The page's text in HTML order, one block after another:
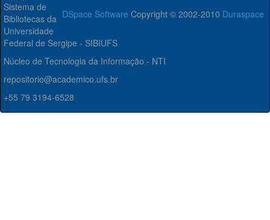
DSpace Software Copyright © 2002-2010 Duraspace
Sistema de
Bibliotecas da
Universidade
Federal de Sergipe - SIBIUFS
Núcleo de Tecnologia da Informação - NTI
repositorio@academico.ufs.br
+55 79 3194-6528